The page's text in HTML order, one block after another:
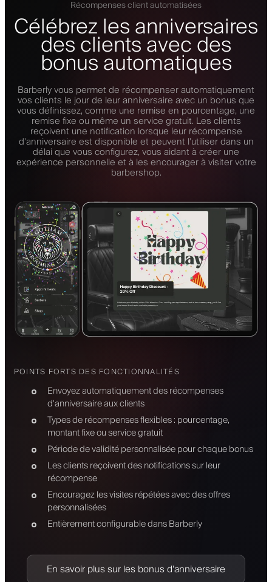
Récompenses client automatisées
Célébrez les anniversaires
des clients avec des
bonus automatiques
Barberly vous permet de récompenser automatiquement
vos clients le jour de leur anniversaire avec un bonus que
vous définissez, comme une remise en pourcentage, une
remise fixe ou même un service gratuit. Les clients
reçoivent une notification lorsque leur récompense
d'anniversaire est disponible et peuvent l'utiliser dans un
délai que vous configurez, vous aidant à créer une
expérience personnelle et à les encourager à visiter votre
barbershop.
POINTS FORTS DES FONCTIONNALITÉS
Envoyez automatiquement des récompenses
d'anniversaire aux clients
Types de récompenses flexibles : pourcentage,
montant fixe ou service gratuit
Période de validité personnalisée pour chaque bonus
Les clients reçoivent des notifications sur leur
récompense
Encouragez les visites répétées avec des offres
personnalisées
Entièrement configurable dans Barberly
En savoir plus sur les bonus d'anniversaire